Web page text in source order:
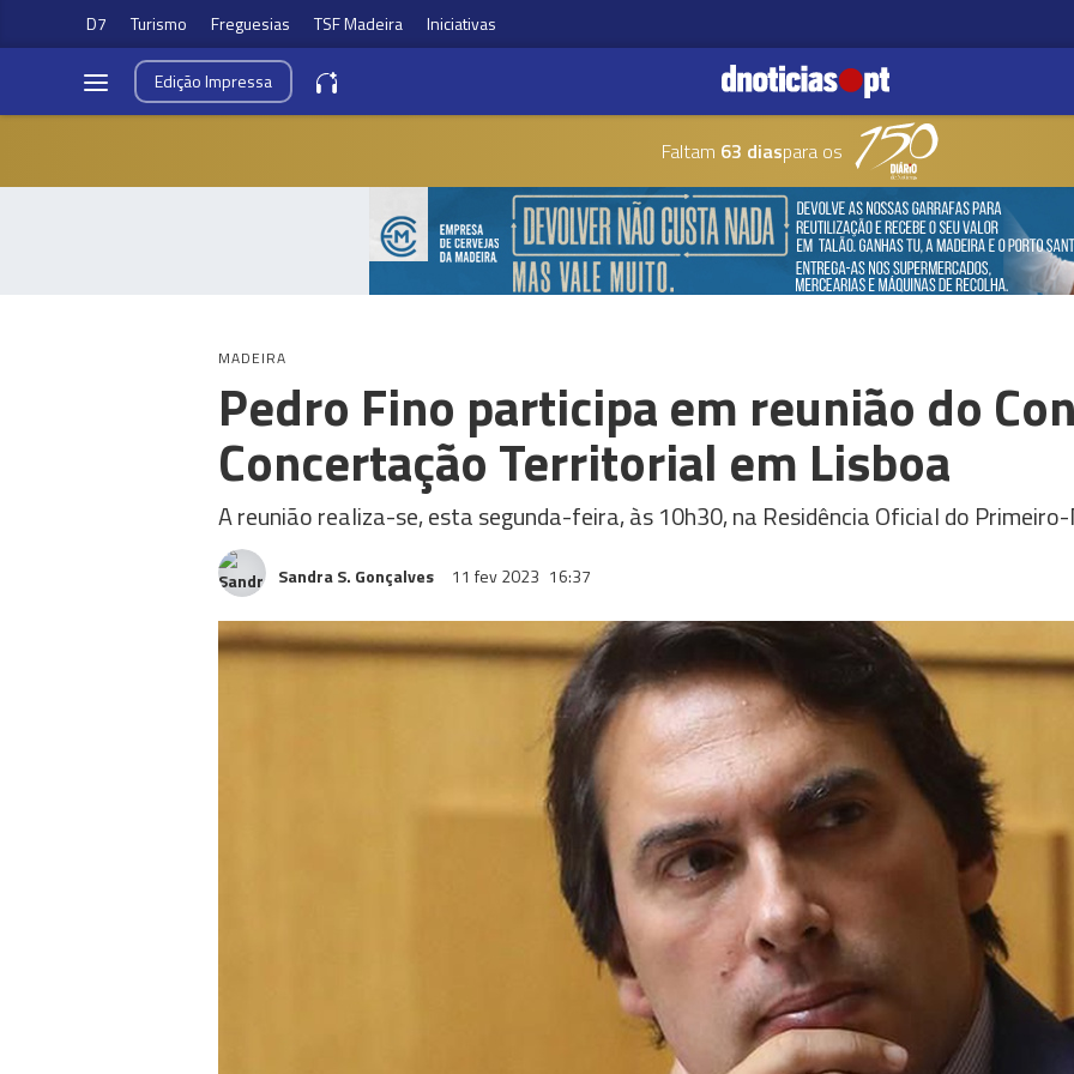
D7 Turismo Freguesias TSF Madeira Iniciativas
EdiçãoImpressa
Faltam 63 diaspara os
MADEIRA
Pedro Fino participa em reunião do
Concertação Territorial em Lisboa
A reunião realiza-se, esta segunda-feira, às 10h30, na Residência Oficial do
Sandra S. Gonçalves 11 fev 2023 16:37